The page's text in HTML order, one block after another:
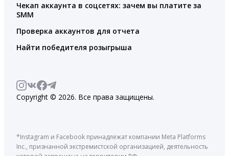
Чекап аккаунта в соцсетях: зачем вы платите за
SMM
Проверка аккаунтов для отчета
Найти победителя розыгрыша
Copyright © 2026. Все права защищены.
*Instagram и Facebook принадлежат компании Meta Platforms
Inc., признанной экстремистской организацией, деятельность